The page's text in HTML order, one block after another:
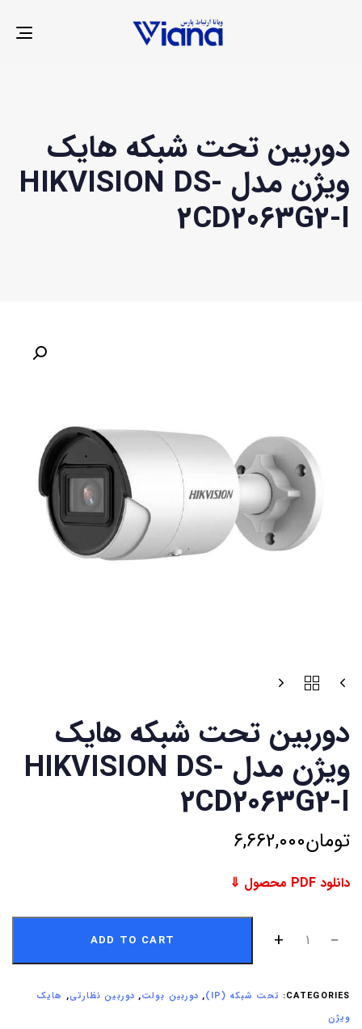
دوربین تحت شبکه هایک
ویژن مدل HIKVISION DS-
2CD2063G2-I
دوربین تحت شبکه هایک
ویژن مدل HIKVISION DS-
2CD2063G2-I
تومان6,662,000
دانلود PDF محصول ⇓
ADD TO CART
CATEGORIES: تحت شبکه (IP) , دوربین بولت, دوربین نظارتی, هایک
ویژن